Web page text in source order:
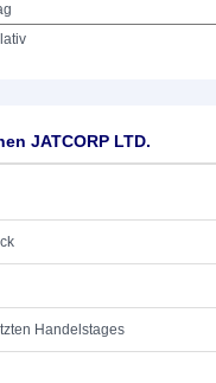
JATCORP LTD.
Handelstages